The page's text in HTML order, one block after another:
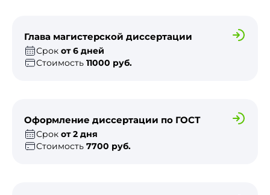
Глава магистерской диссертации
Срок от 6 дней
Стоимость 11000 руб.
Оформление диссертации по ГОСТ
Срок от 2 дня
Стоимость 7700 руб.